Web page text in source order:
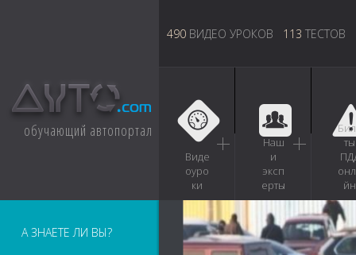
обучающий автопортал
490 ВИДЕО УРОКОВ 113 ТЕСТОВ
Виде
оуро
ки
Наш
и
эксп
ерты
ты
йн
А ЗНАЕТЕ ЛИ ВЫ?